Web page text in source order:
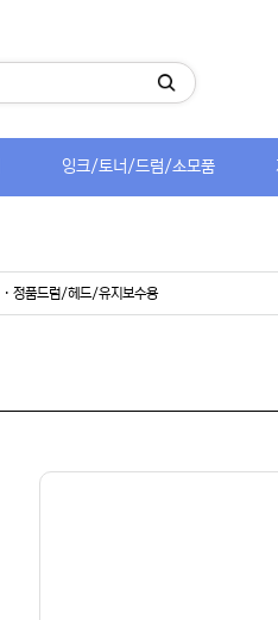
잉크/토너/드럼/소모품
· 정품드럼/헤드/유지보수용